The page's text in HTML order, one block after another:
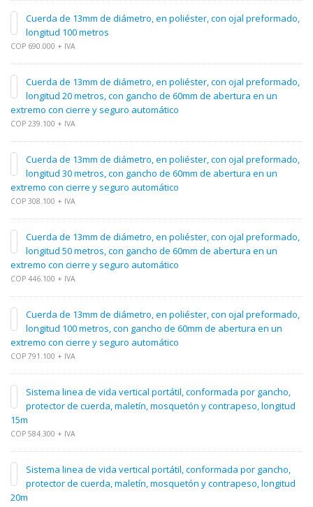
Cuerda de 13mm de diámetro, en poliéster, con ojal preformado,
longitud 100 metros
COP 690.000 + IVA
Cuerda de 13mm de diámetro, en poliéster, con ojal preformado,
longitud 20 metros, con gancho de 60mm de abertura en un
extremo con cierre y seguro automático
COP 239.100 + IVA
Cuerda de 13mm de diámetro, en poliéster, con ojal preformado,
longitud 30 metros, con gancho de 60mm de abertura en un
extremo con cierre y seguro automático
COP 308.100 + IVA
Cuerda de 13mm de diámetro, en poliéster, con ojal preformado,
longitud 50 metros, con gancho de 60mm de abertura en un
extremo con cierre y seguro automático
COP 446.100 + IVA
Cuerda de 13mm de diámetro, en poliéster, con ojal preformado,
longitud 100 metros, con gancho de 60mm de abertura en un
extremo con cierre y seguro automático
COP 791.100 + IVA
Sistema linea de vida vertical portátil, conformada por gancho,
protector de cuerda, maletín, mosquetón y contrapeso, longitud
15m
COP 584.300 + IVA
Sistema linea de vida vertical portátil, conformada por gancho,
protector de cuerda, maletín, mosquetón y contrapeso, longitud
20m